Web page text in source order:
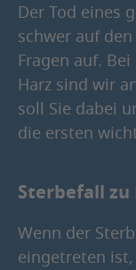
Der Tod eines
schwer auf
Fragen auf.
Harz sind wir
soll Sie dabei
die ersten
Sterbefall zu
Wenn der
eingetreten